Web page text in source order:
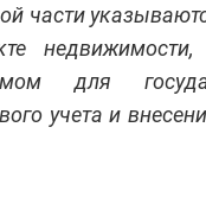
части
для
учета и